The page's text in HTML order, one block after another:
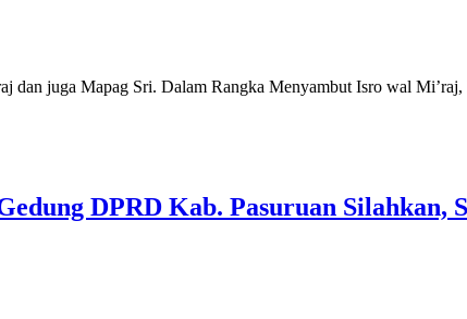
dan juga Mapag Sri. Dalam Rangka Menyambut Isro wal
DPRD Kab. Pasuruan Silahkan,